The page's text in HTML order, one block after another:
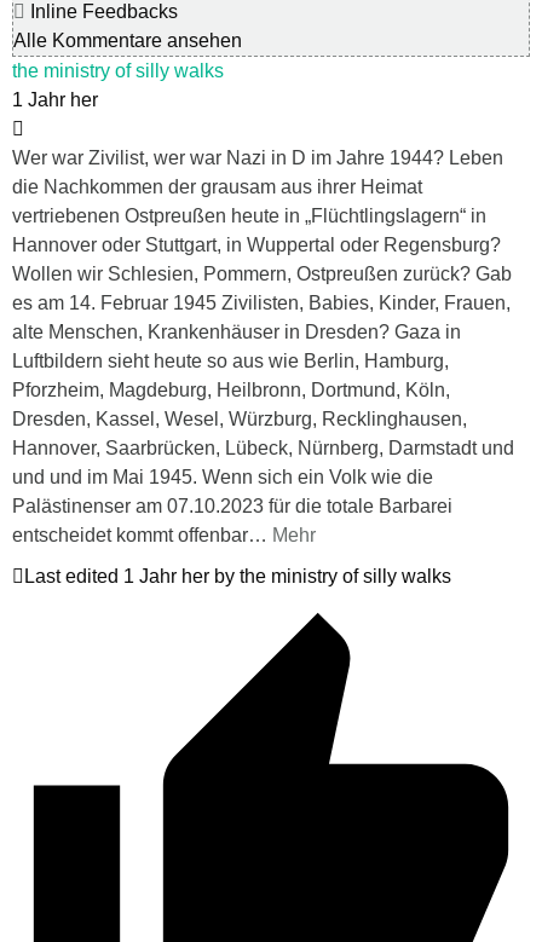
Inline Feedbacks
Alle Kommentare ansehen
the ministry of silly walks
1 Jahr her
Wer war Zivilist, wer war Nazi in D im Jahre 1944? Leben
die Nachkommen der grausam aus ihrer Heimat
vertriebenen Ostpreußen heute in „Flüchtlingslagern“ in
Hannover oder Stuttgart, in Wuppertal oder Regensburg?
Wollen wir Schlesien, Pommern, Ostpreußen zurück? Gab
es am 14. Februar 1945 Zivilisten, Babies, Kinder, Frauen,
alte Menschen, Krankenhäuser in Dresden? Gaza in
Luftbildern sieht heute so aus wie Berlin, Hamburg,
Pforzheim, Magdeburg, Heilbronn, Dortmund, Köln,
Dresden, Kassel, Wesel, Würzburg, Recklinghausen,
Hannover, Saarbrücken, Lübeck, Nürnberg, Darmstadt und
und und im Mai 1945. Wenn sich ein Volk wie die
Palästinenser am 07.10.2023 für die totale Barbarei
entscheidet kommt offenbar… Mehr
Last edited 1 Jahr her by the ministry of silly walks